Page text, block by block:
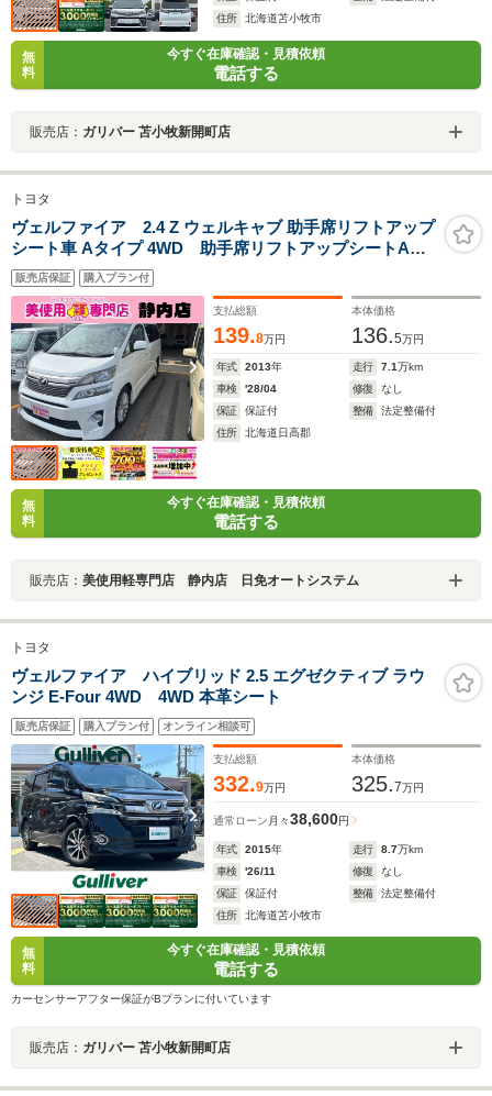
住所
北海道苫小牧市
無
料
今すぐ在庫確認・見積依頼
電話する
販売店： ガリバー 苫小牧新開町店
トヨタ
ヴェルファイア 2.4 Z ウェルキャブ 助手席リフトアップ
シート車 Aタイプ 4WD 助手席リフトアップシートAタ
イプ 両側パワースライドドア ETC 前後ドライブレ
コーダー バックカメラ 障害物センサー フルセグテ
レビ Bluetooth 寒冷地仕様車 オートライト コネクテ
ッドローン
販売店保証 購入プラン付
支払総額
139.8万円
本体価格
136.5万円
年式 2013年 走行 7.1万km
車検
'28/04 修復
なし
保証
保証付 整備
法定整備付
住所
北海道日高郡
無
料
今すぐ在庫確認・見積依頼
電話する
販売店： 美使用軽専門店 静内店 日免オートシステム
トヨタ
ヴェルファイア ハイブリッド 2.5 エグゼクティブ ラウ
ンジ E-Four 4WD 4WD 本革シート
販売店保証 購入プラン付 オンライン相談可
支払総額
332.9万円
本体価格
325.7万円
通常ローン 月々38,600円
年式 2015年 走行 8.7万km
車検
'26/11 修復
なし
保証
保証付 整備
法定整備付
住所
北海道苫小牧市
無
料
今すぐ在庫確認・見積依頼
電話する
カーセンサーアフター保証がBプランに付いています
販売店： ガリバー 苫小牧新開町店